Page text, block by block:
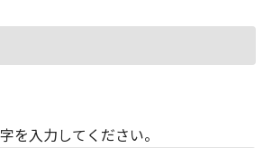
を入力してください。